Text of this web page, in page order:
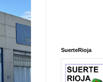
SuerteRioja